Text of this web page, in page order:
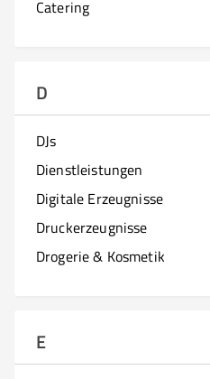
Catering
D
DJs
Dienstleistungen
Digitale Erzeugnisse
Druckerzeugnisse
Drogerie & Kosmetik
E